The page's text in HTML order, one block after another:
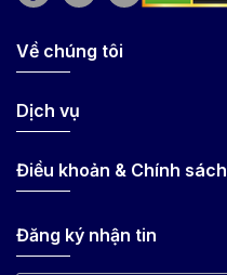
Về chúng tôi
Dịch vụ
Điều khoản & Chính sách
Đăng ký nhận tin